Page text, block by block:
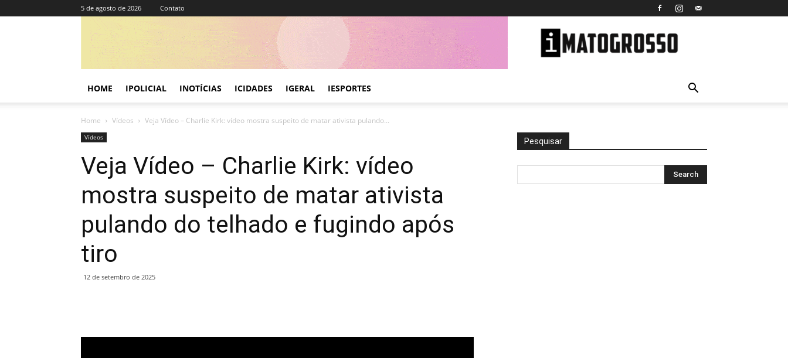
5 de agosto de 2026 Contato
Grosso
HOME IPOLICIAL INOTÍCIAS ICIDADES IGERAL IESPORTES
Home Vídeos Veja Vídeo – Charlie Kirk: vídeo mostra suspeito de matar ativista pulando...
Vídeos
Veja Vídeo – Charlie Kirk: vídeo
mostra suspeito de matar ativista
pulando do telhado e fugindo após
tiro
12 de setembro de 2025
Pesquisar